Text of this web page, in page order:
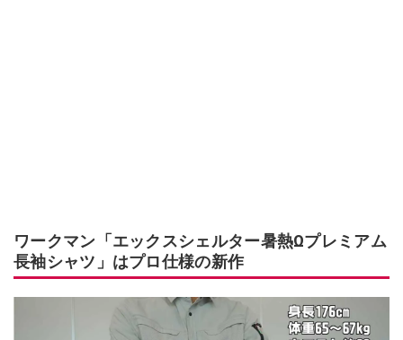
ワークマン「エックスシェルター暑熱Ωプレミアム
長袖シャツ」はプロ仕様の新作